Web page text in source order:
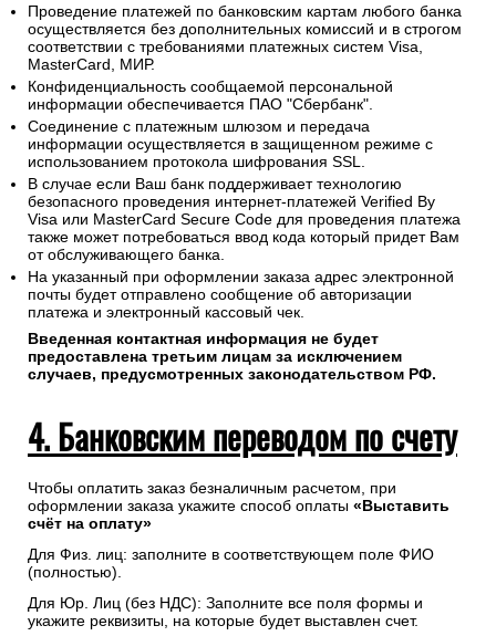
Проведение платежей по банковским картам любого банка
осуществляется без дополнительных комиссий и в строгом
соответствии с требованиями платежных систем Visa,
MasterCard, МИР.
Конфиденциальность сообщаемой персональной
информации обеспечивается ПАО "Сбербанк".
Соединение с платежным шлюзом и передача
информации осуществляется в защищенном режиме с
использованием протокола шифрования SSL.
В случае если Ваш банк поддерживает технологию
безопасного проведения интернет-платежей Verified By
Visa или MasterCard Secure Code для проведения платежа
также может потребоваться ввод кода который придет Вам
от обслуживающего банка.
На указанный при оформлении заказа адрес электронной
почты будет отправлено сообщение об авторизации
платежа и электронный кассовый чек.
Введенная контактная информация не будет
предоставлена третьим лицам за исключением
случаев, предусмотренных законодательством РФ.
4. Банковским переводом по счету
Чтобы оплатить заказ безналичным расчетом, при
оформлении заказа укажите способ оплаты «Выставить
счёт на оплату»
Для Физ. лиц: заполните в соответствующем поле ФИО
(полностью).
Для Юр. Лиц (без НДС): Заполните все поля формы и
укажите реквизиты, на которые будет выставлен счет.